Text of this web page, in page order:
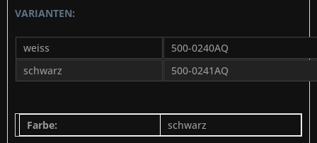
VARIANTEN:
weiss
500-0240AQ
schwarz
500-0241AQ
Farbe: schwarz